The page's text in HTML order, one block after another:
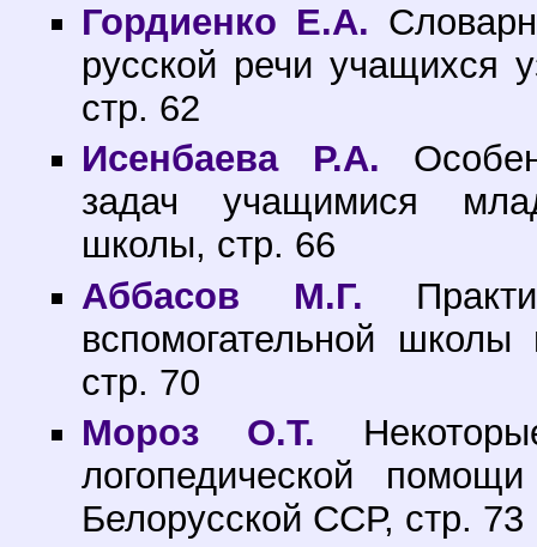
Гордиенко Е.А.
русской речи учащихся
стр. 62
Исенбаева Р.А.
задач учащимися
школы, стр. 66
Аббасов М.Г.
вспомогательной школы
стр. 70
Мороз О.Т.
логопедической
Белорусской ССР, стр. 73